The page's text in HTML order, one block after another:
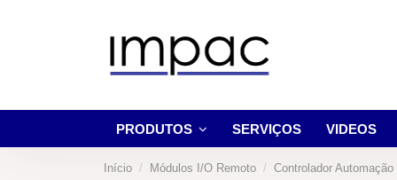
PRODUTOS SERVIÇOS VIDEOS
Início Módulos I/O Remoto Controlador Automação